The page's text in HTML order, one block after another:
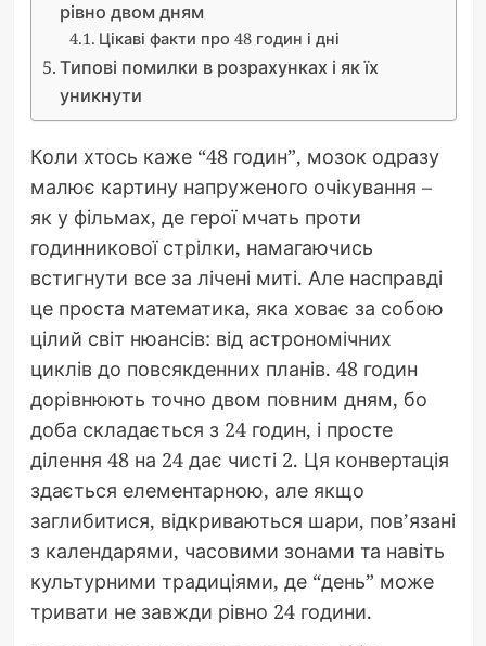
рівно двом дням
Цікаві факти про 48 годин і дні
Типові помилки в розрахунках і як їх
уникнути
Коли хтось каже “48 годин”, мозок одразу
малює картину напруженого очікування –
як у фільмах, де герої мчать проти
годинникової стрілки, намагаючись
встигнути все за лічені миті. Але насправді
це проста математика, яка ховає за собою
цілий світ нюансів: від астрономічних
циклів до повсякденних планів. 48 годин
дорівнюють точно двом повним дням, бо
доба складається з 24 годин, і просте
ділення 48 на 24 дає чисті 2. Ця конвертація
здається елементарною, але якщо
заглибитися, відкриваються шари, пов’язані
з календарями, часовими зонами та навіть
культурними традиціями, де “день” може
тривати не завжди рівно 24 години.